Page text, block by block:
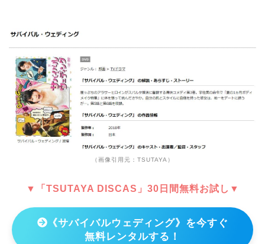
（画像引用元：TSUTAYA）
▼「TSUTAYA DISCAS」30日間無料お試し▼
《サバイバルウェディング》を今すぐ
無料レンタルする！